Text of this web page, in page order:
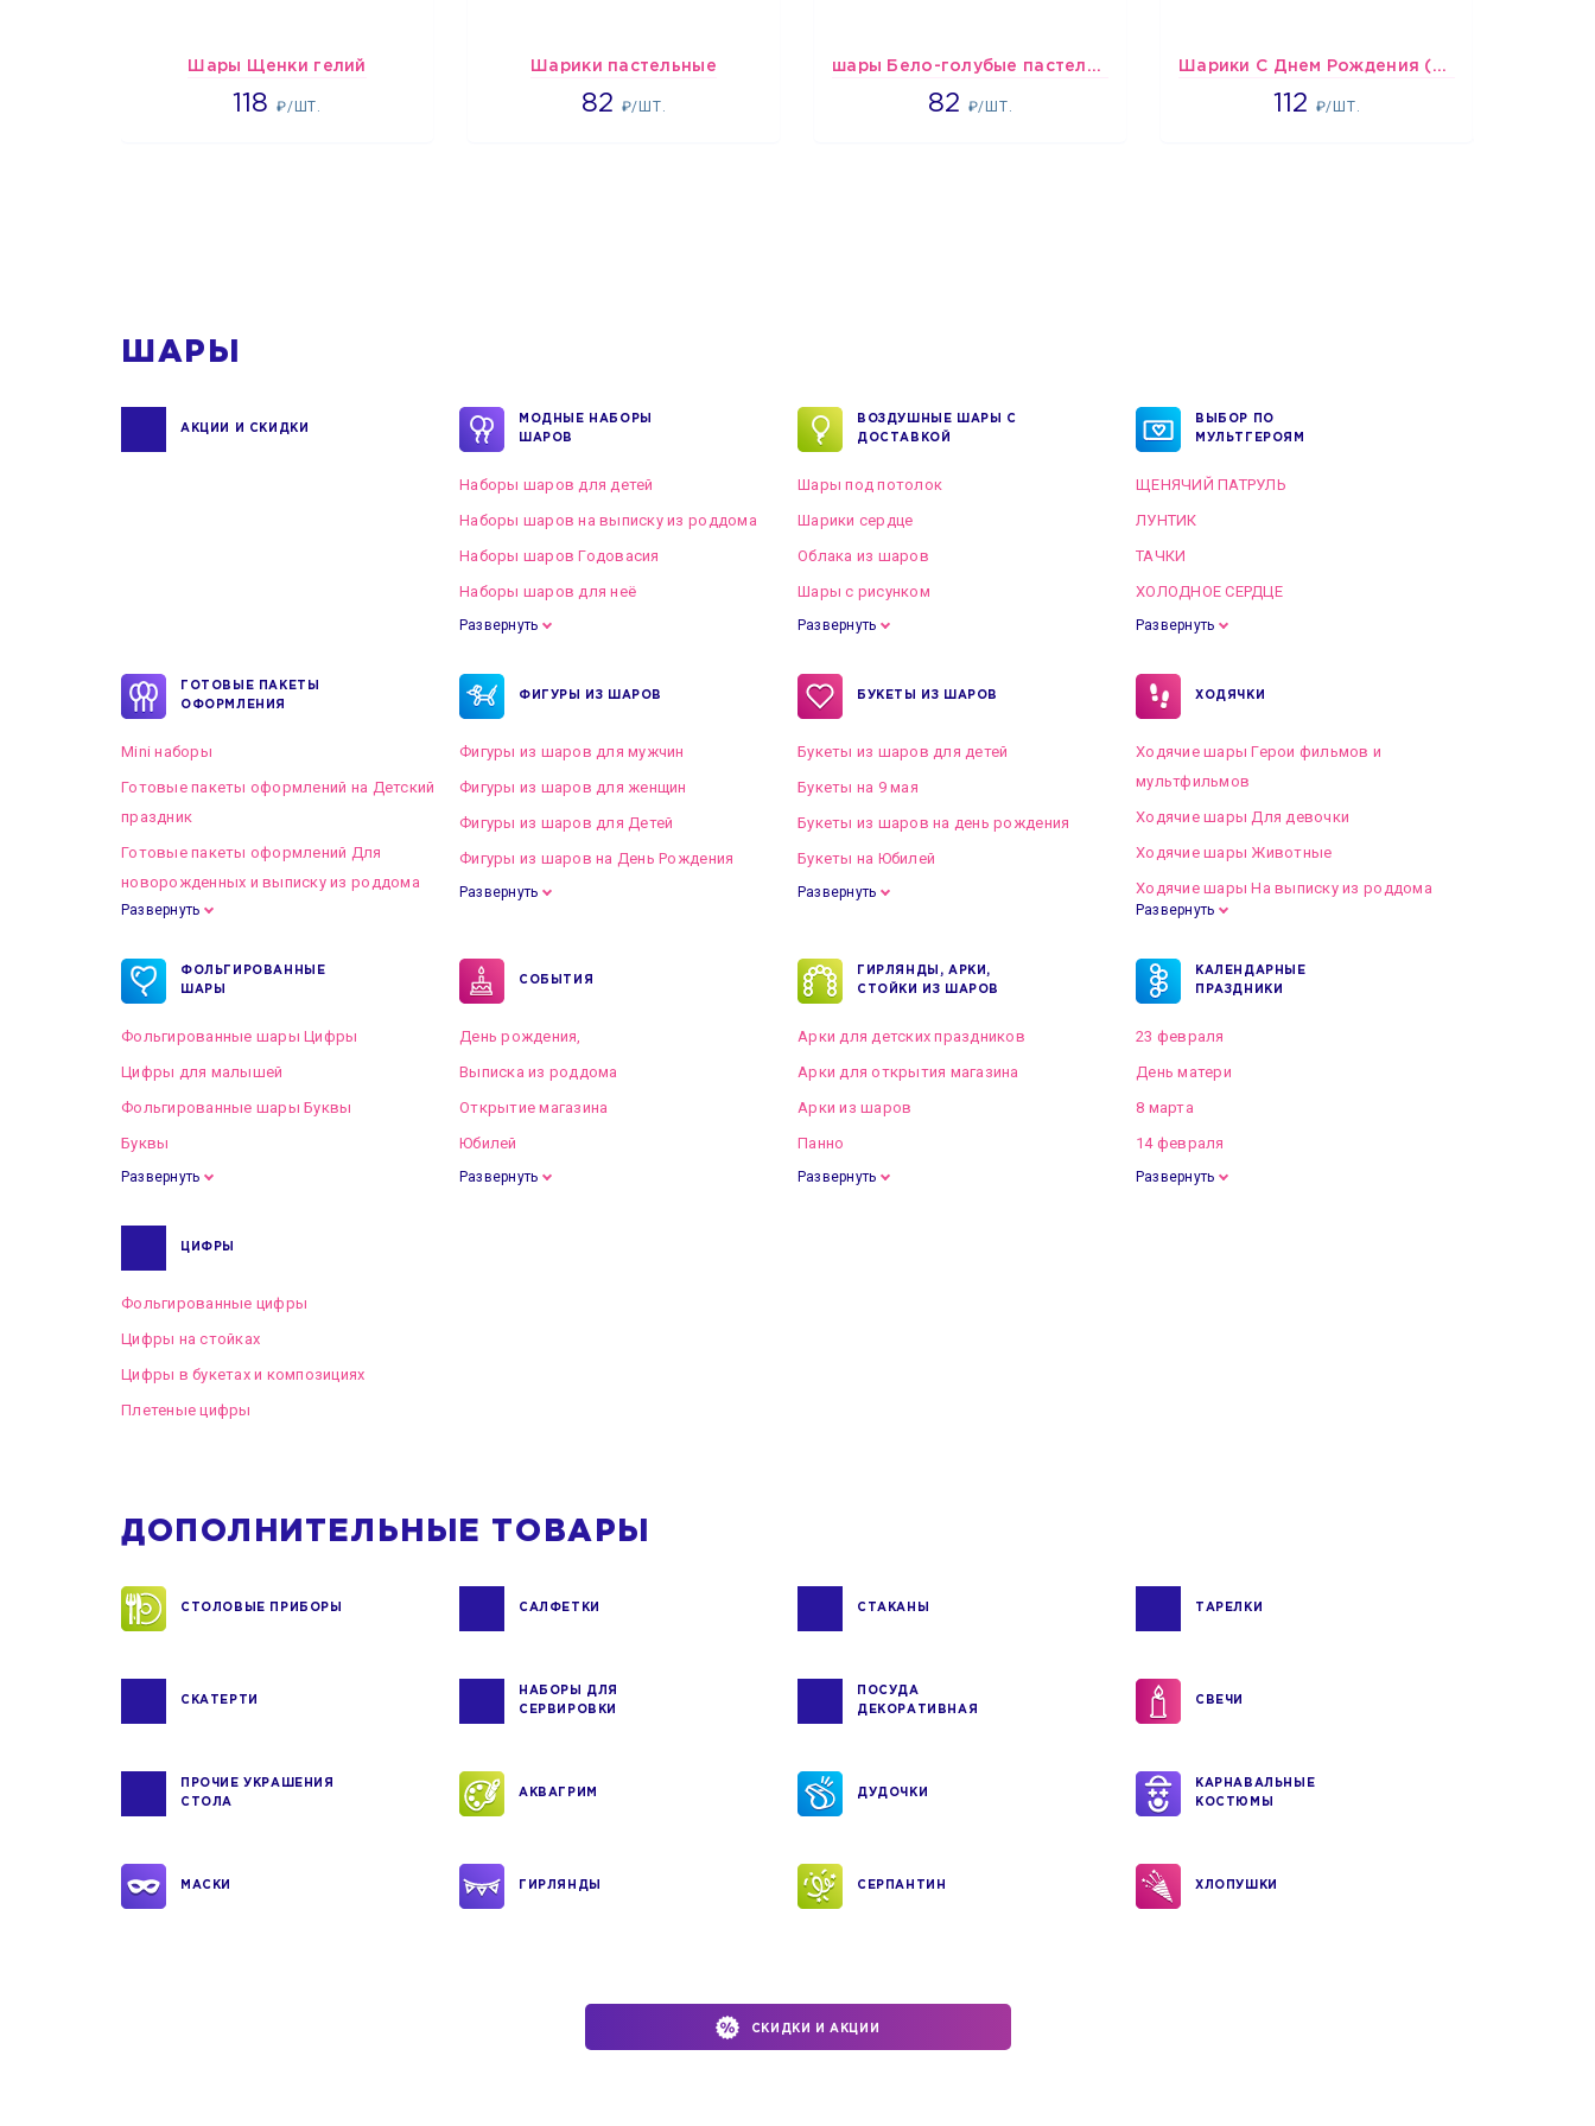
Шары Щенки гелий
118₽/ШТ.
1862 Шарики пастельные
82 ₽/ШТ.
2192 шары Бело-голубые пастельные
82 ₽/ШТ.
1637 Шарики С Днем Рождения (мишки и тортики)
112 ₽/ШТ.
1718
ШАРЫ
АКЦИИ И СКИДКИ
МОДНЫЕ НАБОРЫ
ШАРОВ
Наборы шаров для детей
Наборы шаров на выписку из роддома
Наборы шаров Годовасия
Наборы шаров для неё
Развернуть
ВОЗДУШНЫЕ ШАРЫ С
ДОСТАВКОЙ
Шары под потолок
Шарики сердце
Облака из шаров
Шары с рисунком
Развернуть
ВЫБОР ПО
МУЛЬТГЕРОЯМ
ЩЕНЯЧИЙ ПАТРУЛЬ
ЛУНТИК
ТАЧКИ
ХОЛОДНОЕ СЕРДЦЕ
Развернуть
ГОТОВЫЕ ПАКЕТЫ
ОФОРМЛЕНИЯ
Mini наборы
Готовые пакеты оформлений на Детский
праздник
Готовые пакеты оформлений Для
новорожденных и выписку из роддома
Готовые пакеты оформлений на Свадьбу
Развернуть
ФИГУРЫ ИЗ ШАРОВ
Фигуры из шаров для мужчин
Фигуры из шаров для женщин
Фигуры из шаров для Детей
Фигуры из шаров на День Рождения
Развернуть
БУКЕТЫ ИЗ ШАРОВ
Букеты из шаров для детей
Букеты на 9 мая
Букеты из шаров на день рождения
Букеты на Юбилей
Развернуть
ХОДЯЧКИ
Ходячие шары Герои фильмов и
мультфильмов
Ходячие шары Для девочки
Ходячие шары Животные
Ходячие шары На выписку из роддома
Развернуть
ФОЛЬГИРОВАННЫЕ
ШАРЫ
Фольгированные шары Цифры
Цифры для малышей
Фольгированные шары Буквы
Буквы
Развернуть
СОБЫТИЯ
День рождения,
Выписка из роддома
Открытие магазина
Юбилей
Развернуть
ГИРЛЯНДЫ, АРКИ,
СТОЙКИ ИЗ ШАРОВ
Арки для детских праздников
Арки для открытия магазина
Арки из шаров
Панно
Развернуть
КАЛЕНДАРНЫЕ
ПРАЗДНИКИ
23 февраля
День матери
8 марта
14 февраля
Развернуть
ЦИФРЫ
Фольгированные цифры
Цифры на стойках
Цифры в букетах и композициях
Плетеные цифры
ДОПОЛНИТЕЛЬНЫЕ ТОВАРЫ
СТОЛОВЫЕ ПРИБОРЫ САЛФЕТКИ СТАКАНЫ ТАРЕЛКИ
СКАТЕРТИ
НАБОРЫ ДЛЯ
СЕРВИРОВКИ
ПОСУДА
ДЕКОРАТИВНАЯ
СВЕЧИ
ПРОЧИЕ УКРАШЕНИЯ
СТОЛА
АКВАГРИМ ДУДОЧКИ
КАРНАВАЛЬНЫЕ
КОСТЮМЫ
МАСКИ ГИРЛЯНДЫ СЕРПАНТИН ХЛОПУШКИ
СКИДКИ И АКЦИИ